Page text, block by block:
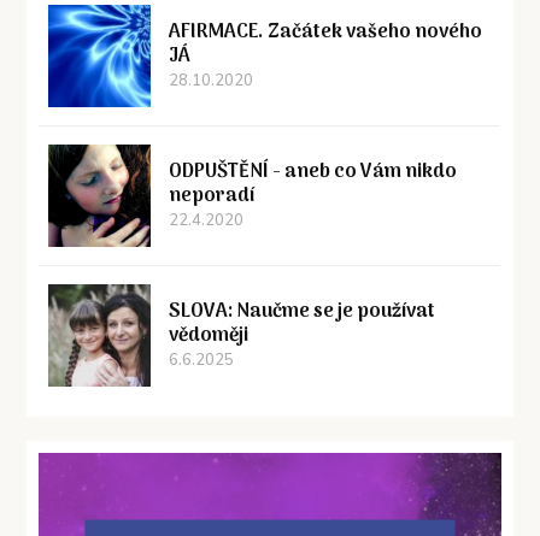
AFIRMACE. Začátek vašeho nového
JÁ
28.10.2020
ODPUŠTĚNÍ - aneb co Vám nikdo
neporadí
22.4.2020
SLOVA: Naučme se je používat
vědoměji
6.6.2025